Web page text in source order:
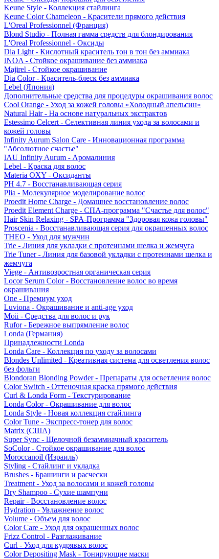
Keune Style - Коллекция стайлинга
Keune Color Chameleon - Красители прямого действия
L'Oreal Professionnel (Франция)
Blond Studio - Полная гамма средств для блондирования
L'Oreal Professionnel - Оксиды
Dia Light - Кислотный краситель тон в тон без аммиака
INOA - Стойкое окрашивание без аммиака
Majirel - Стойкое окрашивание
Dia Color - Краситель-блеск без аммиака
Lebel (Япония)
Дополнительные средства для процедуры окрашивания волос
Cool Orange - Уход за кожей головы «Холодный апельсин»
Natural Hair - На основе натуральных экстрактов
Estessimo Celcert - Селективная линия ухода за волосами и
кожей головы
Infinity Aurum Salon Care - Инновационная программа
"Абсолютное счастье"
IAU Infinity Aurum - Аромалиния
Lebel - Краска для волос
Materia OXY - Оксиданты
PH 4.7 - Восстанавливающая серия
Plia - Молекулярное моделирование волос
Proedit Home Charge - Домашнее восстановление волос
Proedit Element Charge - СПА-программа "Счастье для волос"
Hair Skin Relaxing - SPA-Программа "Здоровая кожа головы"
Proscenia - Восстанавливающая серия для окрашенных волос
THEO - Уход для мужчин
Trie - Линия для укладки с протеинами шелка и жемчуга
Trie Tuner - Линия для базовой укладки с протеинами шелка и
жемчуга
Viege - Антивозростная органическая серия
Locor Serum Color - Восстановление волос во время
окрашивания
One - Премиум уход
Luviona - Окрашивание и anti-age уход
Moii - Средства для волос и рук
Rufor - Бережное выпрямление волос
Londa (Германия)
Принадлежности Londa
Londa Care - Коллекция по уходу за волосами
Blondes Unlimited - Креативная система для осветления волос
без фольги
Blondoran Blonding Powder - Препараты для осветления волос
Color Switch - Оттеночная краска прямого действия
Curl & Londa Form - Текстурирование
Londa Color - Окрашивание для волос
Londa Style - Новая коллекция стайлинга
Color Tune - Экспресс-тонер для волос
Matrix (США)
Super Sync - Щелочной безаммиачный краситель
SoColor - Стойкое окрашивание для волос
Moroccanoil (Израиль)
Styling - Стайлинг и укладка
Brushes - Брашинги и расчески
Treatment - Уход за волосами и кожей головы
Dry Shampoo - Сухие шампуни
Repair - Восстановление волос
Hydration - Увлажнение волос
Volume - Объем для волос
Color Care - Уход для окрашенных волос
Frizz Control - Разглаживание
Curl - Уход для кудрявых волос
Color Depositing Mask - Тонирующие маски